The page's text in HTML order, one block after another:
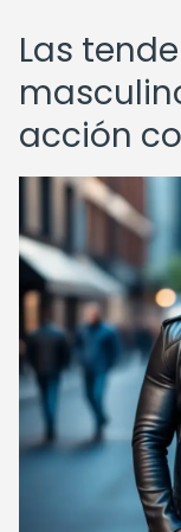
Las
acción